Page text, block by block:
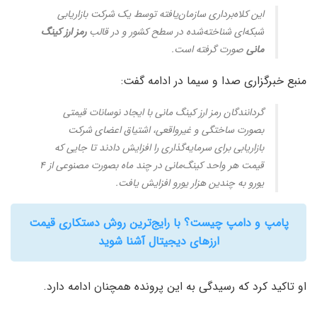
این کلاه‌برداری سازمان‌یافته توسط یک شرکت بازاریابی
شبکه‌ای شناخته‌شده در سطح کشور و در قالبرمز ارز کینگ
مانیصورت گرفته است.
منبع خبرگزاری صدا و سیما در ادامه گفت:
گردانندگان رمز ارز کینگ مانی با ایجاد نوسانات قیمتی
بصورت ساختگی و غیرواقعی، اشتیاق اعضای شرکت
بازاریابی برای سرمایه‌گذاری را افزایش دادند تا جایی که
قیمت هر واحد کینگ‌مانی در چند ماه بصورت مصنوعی از ۴
یورو به چندین هزار یورو افزایش یافت.
پامپ و دامپ چیست؟ با رایج‌ترین روش دستکاری قیمت
ارزهای دیجیتال آشنا شوید
او تاکید کرد که رسیدگی به این پرونده همچنان ا‌دامه دارد.